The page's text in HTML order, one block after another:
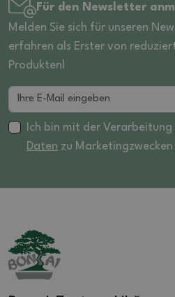
Für den Newsletter
Melden Sie sich für unseren
erfahren als Erster von
Produkten!
Ich bin mit der Verarbeitung
Daten zu